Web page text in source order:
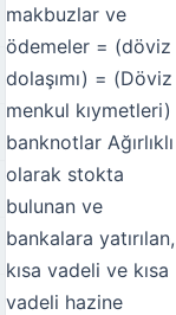
makbuzlar ve
ödemeler = (döviz
dolaşımı) = (Döviz
menkul kıymetleri)
banknotlar Ağırlıklı
olarak stokta
bulunan ve
bankalara yatırılan,
kısa vadeli ve kısa
vadeli hazine